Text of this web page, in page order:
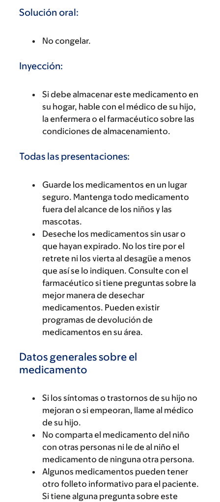
Solución oral:
No congelar.
Inyección:
Si debe almacenar este medicamento en
su hogar, hable con el médico de su hijo,
la enfermera o el farmacéutico sobre las
condiciones de almacenamiento.
Todas las presentaciones:
Guarde los medicamentos en un lugar
seguro. Mantenga todo medicamento
fuera del alcance de los niños y las
mascotas.
Deseche los medicamentos sin usar o
que hayan expirado. No los tire por el
retrete ni los vierta al desagüe a menos
que así se lo indiquen. Consulte con el
farmacéutico si tiene preguntas sobre la
mejor manera de desechar
medicamentos. Pueden existir
programas de devolución de
medicamentos en su área.
Datos generales sobre el
medicamento
Si los síntomas o trastornos de su hijo no
mejoran o si empeoran, llame al médico
de su hijo.
No comparta el medicamento del niño
con otras personas ni le de al niño el
medicamento de ninguna otra persona.
Algunos medicamentos pueden tener
otro folleto informativo para el paciente.
Si tiene alguna pregunta sobre este